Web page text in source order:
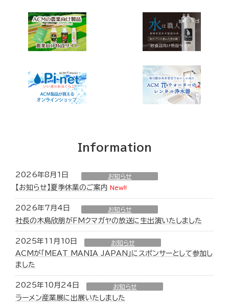
Information
2026年8月1日 お知らせ
【お知らせ】夏季休業のご案内 New!!
2026年7月4日 お知らせ
社長の木島欣朋がFMクマガヤの放送に生出演いたしました
2025年11月10日 お知らせ
ACMが「MEAT MANIA JAPAN」にスポンサーとして参加し
ました
2025年10月24日 お知らせ
ラーメン産業展に出展いたしました